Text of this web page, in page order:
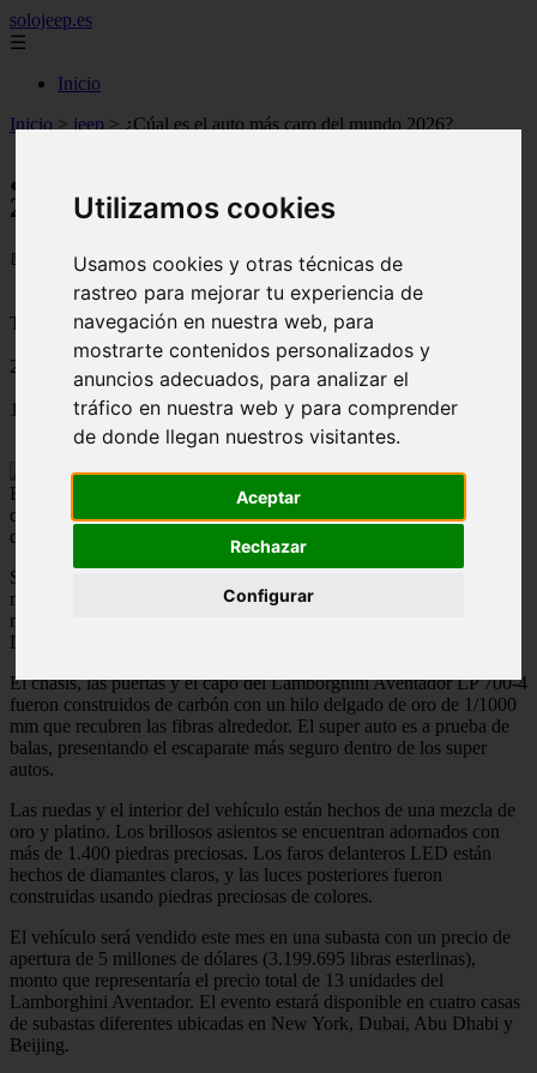
Utilizamos cookies
Usamos cookies y otras técnicas de
rastreo para mejorar tu experiencia de
navegación en nuestra web, para
mostrarte contenidos personalizados y
anuncios adecuados, para analizar el
tráfico en nuestra web y para comprender
de donde llegan nuestros visitantes.
Aceptar
Rechazar
Configurar
solojeep.es
☰
Inicio
Inicio > jeep > ¿Cúal es el auto más caro del mundo 2026?
¿Cúal es el auto más caro del mundo
2026?
📅 16/08/2025
Tutoriales para el Auto
2011-12-19
1812
En el 2012 el auto Lamborghini Aventador LP 700-4 está a puertas
de ser ingresado en el Libro de Récords Guiness como el auto más
caro del mundo con un precio base de $5 millones.
Se trata del modelo construido por Robert Gülpen Engineering,
mostrado inicialmente en el Motor Show de Frankfurt, y que por
muchos es considerado como el auto más preciado que la casa
Lamborghini haya construido a la fecha.
El chasis, las puertas y el capó del Lamborghini Aventador LP 700-4
fueron construidos de carbón con un hilo delgado de oro de 1/1000
mm que recubren las fibras alrededor. El super auto es a prueba de
balas, presentando el escaparate más seguro dentro de los super
autos.
Las ruedas y el interior del vehículo están hechos de una mezcla de
oro y platino. Los brillosos asientos se encuentran adornados con
más de 1.400 piedras preciosas. Los faros delanteros LED están
hechos de diamantes claros, y las luces posteriores fueron
construidas usando piedras preciosas de colores.
El vehículo será vendido este mes en una subasta con un precio de
apertura de 5 millones de dólares (3.199.695 libras esterlinas),
monto que representaría el precio total de 13 unidades del
Lamborghini Aventador. El evento estará disponible en cuatro casas
de subastas diferentes ubicadas en New York, Dubai, Abu Dhabi y
Beijing.